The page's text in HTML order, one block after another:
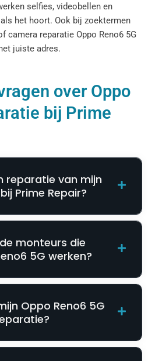
selfies, videobellen en
het hoort. Ook bij zoektermen
camera reparatie Oppo Reno6 5G
juiste adres.
over Oppo
bij Prime
reparatie van mijn
Prime Repair?
monteurs die
5G werken?
Oppo Reno6 5G